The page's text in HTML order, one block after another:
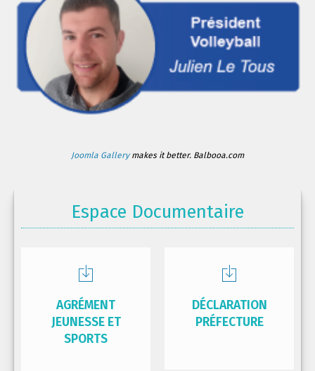
Joomla Gallerymakes it better. Balbooa.com
Espace Documentaire
AGRÉMENT
JEUNESSE ET
SPORTS
DÉCLARATION
PRÉFECTURE